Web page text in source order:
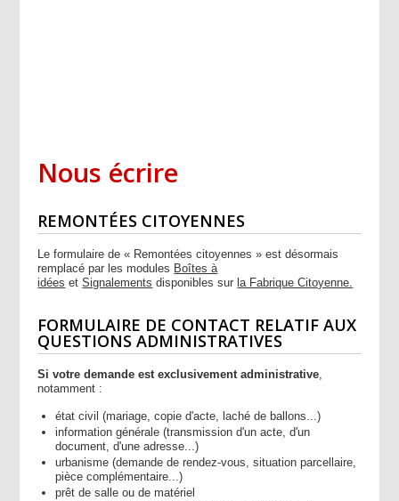
Nous écrire
REMONTÉES CITOYENNES
Le formulaire de « Remontées citoyennes » est désormais
remplacé par les modules Boîtes à
idées etSignalements disponibles sur la Fabrique Citoyenne.
FORMULAIRE DE CONTACT RELATIF AUX
QUESTIONS ADMINISTRATIVES
Si votre demande estexclusivementadministrative,
notamment :
état civil (mariage, copie d'acte, laché de ballons...)
information générale (transmission d'un acte, d'un
document, d'une adresse...)
urbanisme (demande de rendez-vous, situation parcellaire,
pièce complémentaire...)
prêt de salle ou de matériel